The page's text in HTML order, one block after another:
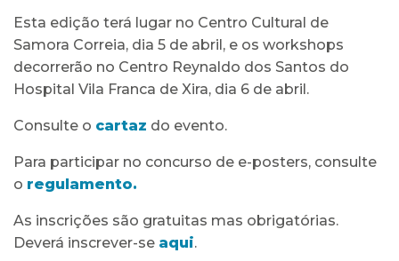
Esta edição terá lugar no Centro Cultural de
Samora Correia, dia 5 de abril, e os workshops
decorrerão no Centro Reynaldo dos Santos do
Hospital Vila Franca de Xira, dia 6 de abril.
Consulte o cartaz do evento.
Para participar no concurso de e-posters, consulte
o regulamento.
As inscrições são gratuitas mas obrigatórias.
Deverá inscrever-se aqui.